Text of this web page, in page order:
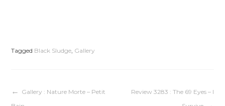
Tagged Black Sludge, Gallery
Navigation
Gallery : Nature Morte – Petit
Review 3283 : The 69 Eyes – I